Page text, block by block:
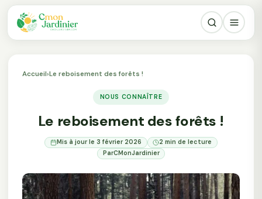
Accueil›Le reboisement des forêts !
NOUS CONNAÎTRE
Le reboisement des forêts !
Mis à jour le 3 février 2026
2 min de lecture
ParCMonJardinier